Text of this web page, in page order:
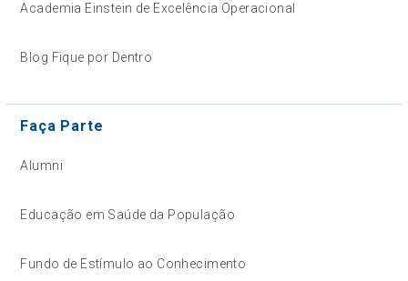
Academia Einstein de Excelência Operacional
Blog Fique por Dentro
Faça Parte
Alumni
Educação em Saúde da População
Fundo de Estímulo ao Conhecimento